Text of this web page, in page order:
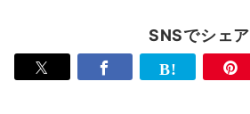
SNSでシェア